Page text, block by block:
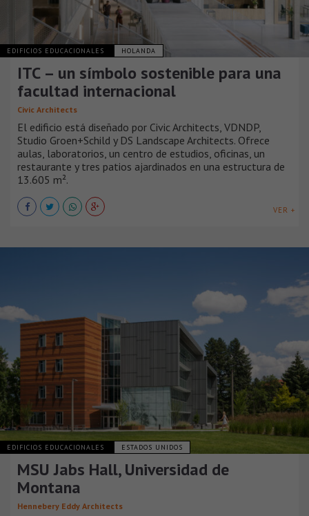
EDIFICIOS EDUCACIONALES HOLANDA
ITC – un símbolo sostenible para una
facultad internacional
Civic Architects
El edificio está diseñado por Civic Architects, VDNDP,
Studio Groen+Schild y DS Landscape Architects. Ofrece
aulas, laboratorios, un centro de estudios, oficinas, un
restaurante y tres patios ajardinados en una estructura de
13.605 m².
VER +
EDIFICIOS EDUCACIONALES ESTADOS UNIDOS
MSU Jabs Hall, Universidad de
Montana
Hennebery Eddy Architects